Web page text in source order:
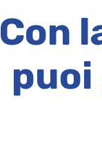
Con
puoi